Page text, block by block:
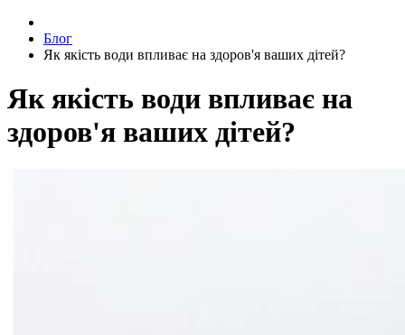
Блог
Як якість води впливає на здоров'я ваших дітей?
Як якість води впливає на
здоров'я ваших дітей?